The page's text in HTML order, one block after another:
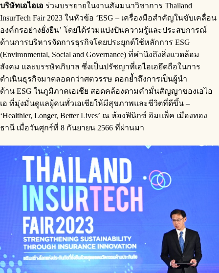
บริษัทเอไอเอ ร่วมบรรยายในงานสัมมนาวิชาการ Thailand
InsurTech Fair 2023 ในหัวข้อ ‘ESG – เครื่องมือสำคัญในขับเคลื่อน
องค์กรอย่างยั่งยืน’ โดยได้ร่วมแบ่งปันความรู้และประสบการณ์
ด้านการบริหารจัดการธุรกิจโดยประยุกต์ใช้หลักการ ESG
(Environmental, Social and Governance) ที่คำนึงถึงสิ่งแวดล้อม
สังคม และบรรษัทภิบาล ซึ่งเป็นปรัชญาที่เอไอเอยึดถือในการ
ดำเนินธุรกิจมาตลอดกว่าศตวรรษ ตอกย้ำถึงการเป็นผู้นำ
ด้าน ESG ในภูมิภาคเอเชีย สอดคล้องตามคำมั่นสัญญาของเอไอ
เอ ที่มุ่งมั่นดูแลผู้คนทั่วเอเชียให้มีสุขภาพและชีวิตที่ดีขึ้น –
‘Healthier, Longer, Better Lives’ ณ ห้องฟินิกซ์ อิมแพ็ค เมืองทอง
ธานี เมื่อวันศุกร์ที่ 8 กันยายน 2566 ที่ผ่านมา